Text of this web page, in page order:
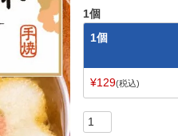
1個
1個
¥129 税込